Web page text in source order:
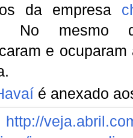
da empresa
No mesmo
e
é anexado